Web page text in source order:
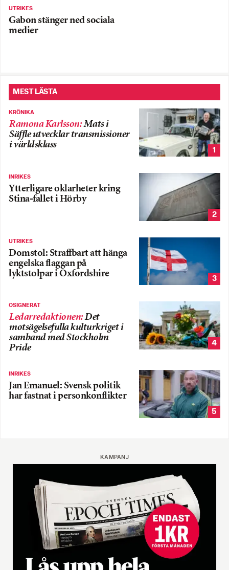
UTRIKES
Gabon stänger ned sociala
medier
MEST LÄSTA
KRÖNIKA
Ramona Karlsson:Mats i
Säffle utvecklar transmissioner
i världsklass
1
INRIKES
Ytterligare oklarheter kring
Stina-fallet i Hörby
2
UTRIKES
Domstol: Straffbart att hänga
engelska flaggan på
lyktstolpar i Oxfordshire
3
OSIGNERAT
Ledarredaktionen:Det
motsägelsefulla kulturkriget i
samband med Stockholm
Pride
4
INRIKES
Jan Emanuel: Svensk politik
har fastnat i personkonflikter
5
KAMPANJ